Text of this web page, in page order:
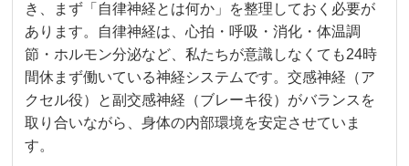
き、まず「自律神経とは何か」を整理しておく必要が
あります。自律神経は、心拍・呼吸・消化・体温調
節・ホルモン分泌など、私たちが意識しなくても24時
間休まず働いている神経システムです。交感神経（ア
クセル役）と副交感神経（ブレーキ役）がバランスを
取り合いながら、身体の内部環境を安定させていま
す。